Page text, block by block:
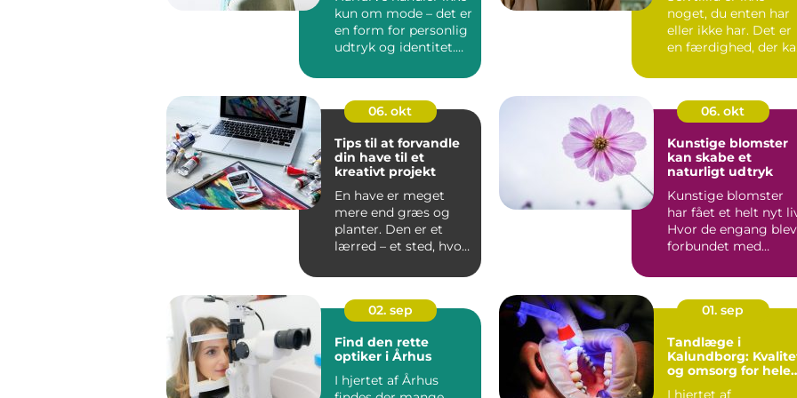
kun om mode – det er
en form for personlig
udtryk og identitet.
noget, du enten har
eller ikke har. Det er
en færdighed, der
06. okt
Tips til at forvandle
din have til et
kreativt projekt
En have er meget
mere end græs og
planter. Den er et
lærred – et sted, hvor
06. okt
Kunstige blomster
kan skabe et
naturligt udtryk
Kunstige blomster
har fået et helt nyt
Hvor de engang blev
forbundet med
02. sep
Find den rette
optiker i Århus
I hjertet af Århus
01. sep
Tandlæge i
Kalundborg:
og omsorg for hele
I hjertet af